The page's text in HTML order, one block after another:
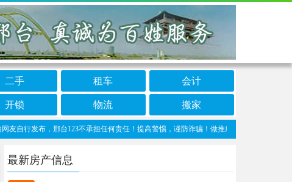
二手 租车 会计
开锁 物流 搬家
自行发布，邢台123不承担任何责任！提高警惕，谨防诈骗！做推广、做信息置顶！请加
最新房产信息